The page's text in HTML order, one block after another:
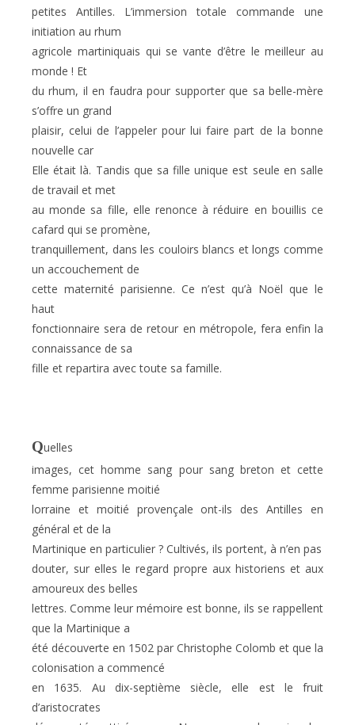
petites Antilles. L’immersion totale commande une
initiation au rhum
agricole martiniquais qui se vante d’être le meilleur au
monde ! Et
du rhum, il en faudra pour supporter que sa belle-mère
s’offre un grand
plaisir, celui de l’appeler pour lui faire part de la bonne
nouvelle car
Elle était là. Tandis que sa fille unique est seule en salle
de travail et met
au monde sa fille, elle renonce à réduire en bouillis ce
cafard qui se promène,
tranquillement, dans les couloirs blancs et longs comme
un accouchement de
cette maternité parisienne. Ce n’est qu’à Noël que le
haut
fonctionnaire sera de retour en métropole, fera enfin la
connaissance de sa
fille et repartira avec toute sa famille.
Quelles
images, cet homme sang pour sang breton et cette
femme parisienne moitié
lorraine et moitié provençale ont-ils des Antilles en
général et de la
Martinique en particulier ? Cultivés, ils portent, à n’en pas
douter, sur elles le regard propre aux historiens et aux
amoureux des belles
lettres. Comme leur mémoire est bonne, ils se rappellent
que la Martinique a
été découverte en 1502 par Christophe Colomb et que la
colonisation a commencé
en 1635. Au dix-septième siècle, elle est le fruit
d’aristocrates